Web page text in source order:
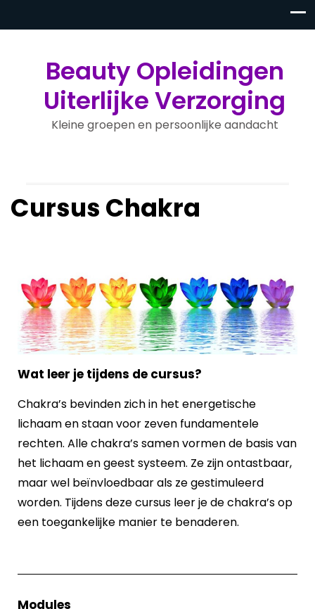
Beauty Opleidingen
Uiterlijke Verzorging
Kleine groepen en persoonlijke aandacht
Cursus Chakra
Wat leer je tijdens de cursus?
Chakra’s bevinden zich in het energetische
lichaam en staan voor zeven fundamentele
rechten. Alle chakra’s samen vormen de basis van
het lichaam en geest systeem. Ze zijn ontastbaar,
maar wel beïnvloedbaar als ze gestimuleerd
worden. Tijdens deze cursus leer je de chakra’s op
een toegankelijke manier te benaderen.
Modules